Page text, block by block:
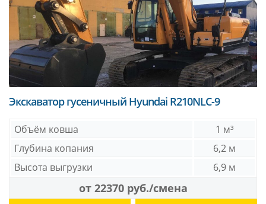
Экскаватор гусеничный Hyundai R210NLC-9
Объём ковша
1 м³
Глубина копания
6,2 м
Высота выгрузки
6,9 м
от 22370 руб./смена